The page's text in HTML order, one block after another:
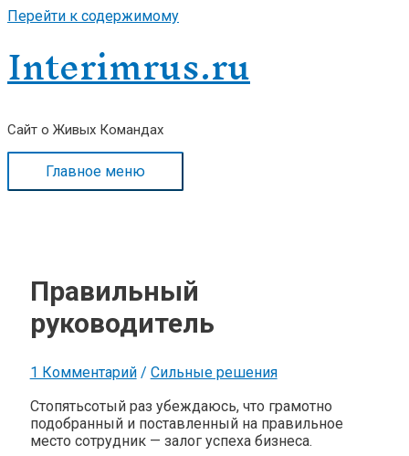
Перейти к содержимому
Interimrus.ru
Сайт о Живых Командах
Главное меню
Правильный
руководитель
1 Комментарий / Сильные решения
Стопятьсотый раз убеждаюсь, что грамотно
подобранный и поставленный на правильное
место сотрудник — залог успеха бизнеса.